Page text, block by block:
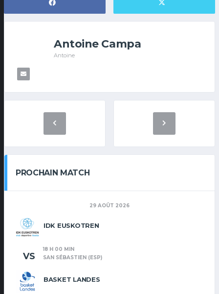
Antoine Campa
Antoine
PROCHAIN MATCH
29 AOÛT 2026
IDK EUSKOTREN
BASKET LANDES
VS
18 H 00 MIN
SAN SÉBASTIEN (ESP)